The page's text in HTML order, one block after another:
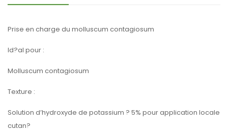
Prise en charge du molluscum contagiosum
Id?al pour :
Molluscum contagiosum
Texture :
Solution d’hydroxyde de potassium ? 5% pour application locale
cutan?